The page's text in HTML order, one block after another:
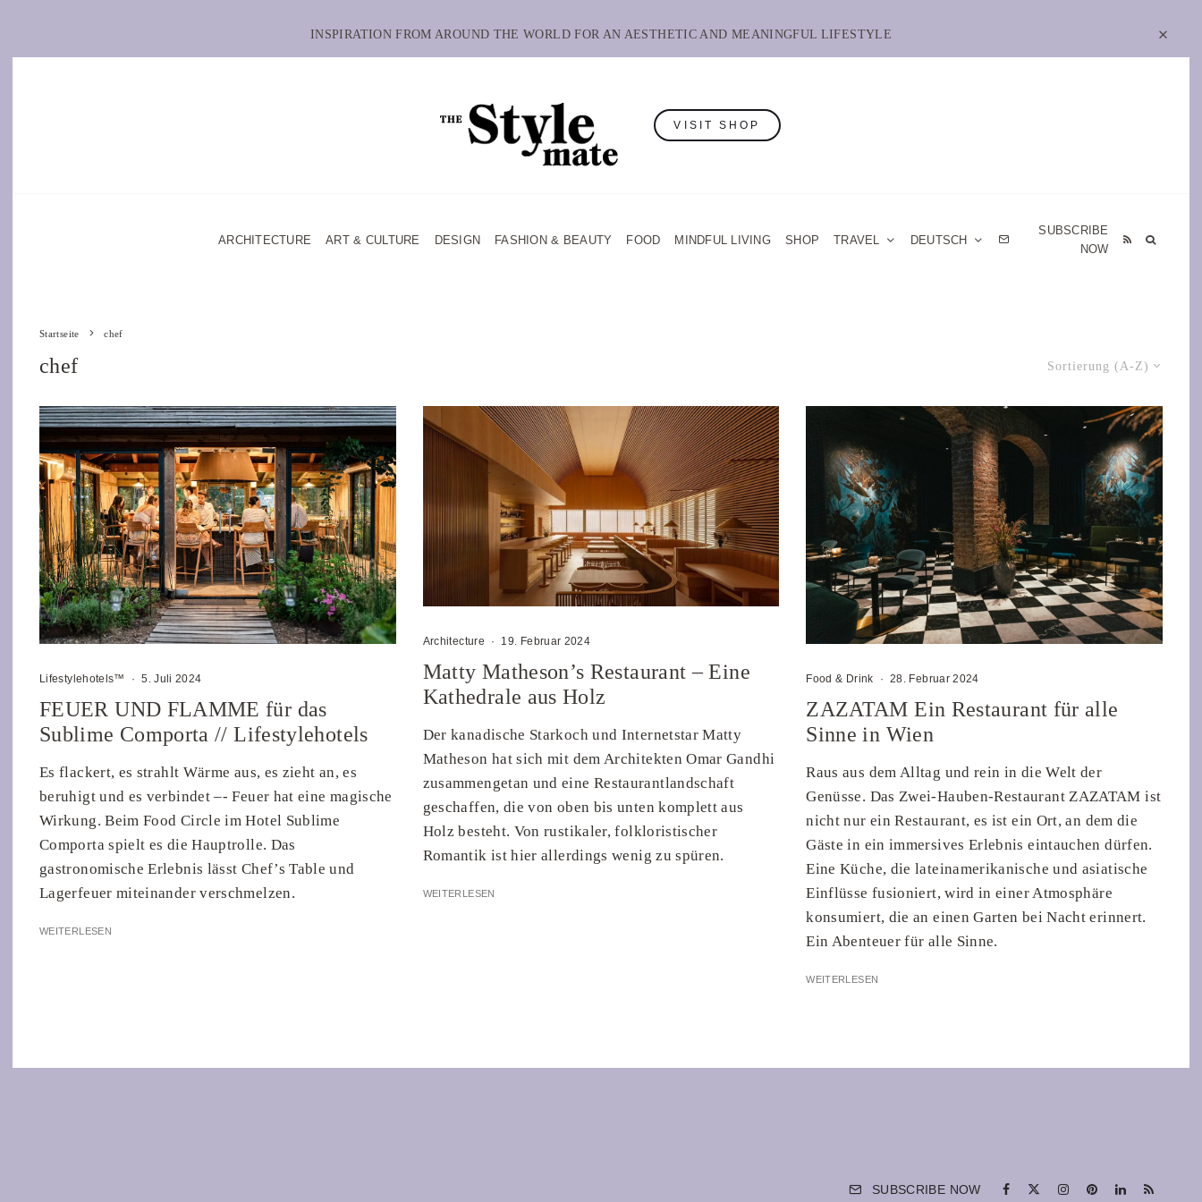
INSPIRATION FROM AROUND THE WORLD FOR AN AESTHETIC AND MEANINGFUL LIFESTYLE
VISIT SHOP
ARCHITECTURE ART & CULTURE DESIGN FASHION & BEAUTY FOOD MINDFUL LIVING SHOP TRAVEL DEUTSCH
SUBSCRIBE
NOW
Startseite chef
Sortierung (A-Z)
chef
Lifestylehotels™ · 5. Juli 2024
FEUER UND FLAMME für das
Sublime Comporta // Lifestylehotels
Es flackert, es strahlt Wärme aus, es zieht an, es
beruhigt und es verbindet –- Feuer hat eine magische
Wirkung. Beim Food Circle im Hotel Sublime
Comporta spielt es die Hauptrolle. Das
gastronomische Erlebnis lässt Chef’s Table und
Lagerfeuer miteinander verschmelzen.
WEITERLESEN
Architecture · 19. Februar 2024
Matty Matheson’s Restaurant – Eine
Kathedrale aus Holz
Der kanadische Starkoch und Internetstar Matty
Matheson hat sich mit dem Architekten Omar Gandhi
zusammengetan und eine Restaurantlandschaft
geschaffen, die von oben bis unten komplett aus
Holz besteht. Von rustikaler, folkloristischer
Romantik ist hier allerdings wenig zu spüren.
WEITERLESEN
Food & Drink · 28. Februar 2024
ZAZATAM Ein Restaurant für alle
Sinne in Wien
Raus aus dem Alltag und rein in die Welt der
Genüsse. Das Zwei-Hauben-Restaurant ZAZATAM ist
nicht nur ein Restaurant, es ist ein Ort, an dem die
Gäste in ein immersives Erlebnis eintauchen dürfen.
Eine Küche, die lateinamerikanische und asiatische
Einflüsse fusioniert, wird in einer Atmosphäre
konsumiert, die an einen Garten bei Nacht erinnert.
Ein Abenteuer für alle Sinne.
WEITERLESEN
SUBSCRIBE NOW